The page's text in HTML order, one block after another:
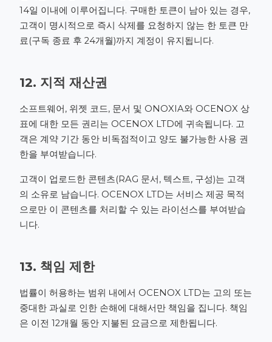
14일 이내에 이루어집니다. 구매한 토큰이 남아 있는 경우,
고객이 명시적으로 즉시 삭제를 요청하지 않는 한 토큰 만
료(구독 종료 후 24개월)까지 계정이 유지됩니다.
12. 지적 재산권
소프트웨어, 위젯 코드, 문서 및 ONOXIA와 OCENOX 상
표에 대한 모든 권리는 OCENOX LTD에 귀속됩니다. 고
객은 계약 기간 동안 비독점적이고 양도 불가능한 사용 권
한을 부여받습니다.
고객이 업로드한 콘텐츠(RAG 문서, 텍스트, 구성)는 고객
의 소유로 남습니다. OCENOX LTD는 서비스 제공 목적
으로만 이 콘텐츠를 처리할 수 있는 라이선스를 부여받습
니다.
13. 책임 제한
법률이 허용하는 범위 내에서 OCENOX LTD는 고의 또는
중대한 과실로 인한 손해에 대해서만 책임을 집니다. 책임
은 이전 12개월 동안 지불된 요금으로 제한됩니다.